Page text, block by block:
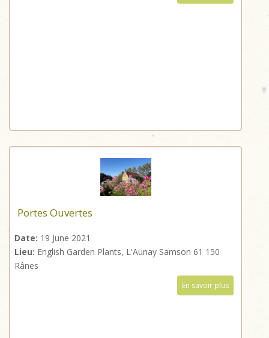
Portes Ouvertes
Date: 19 June 2021
Lieu: English Garden Plants, L'Aunay Samson 61 150
Rânes
En savoir plus